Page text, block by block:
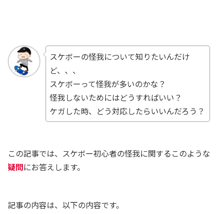
スケボーの怪我について知りたいんだけ
ど、、、
スケボーって怪我が多いのかな？
怪我しないためにはどうすればいい？
ケガした時、どう対応したらいいんだろう？
この記事では、スケボー初心者の怪我に関するこのような
疑問にお答えします。
記事の内容は、以下の内容です。